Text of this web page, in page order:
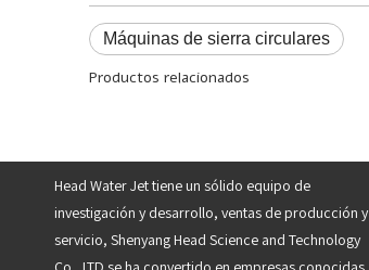
Máquinas de sierra circulares
Productos relacionados
Head Water Jet tiene un sólido equipo de
investigación y desarrollo, ventas de producción y
servicio, Shenyang Head Science and Technology